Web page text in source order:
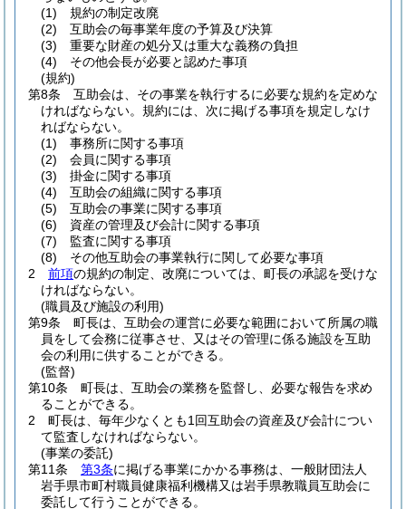
(1)
規約の制定改廃
(2)
互助会の毎事業年度の予算及び決算
(3)
重要な財産の処分又は重大な義務の負担
(4)
その他会長が必要と認めた事項
(規約)
第8条
互助会は、その事業を執行するに必要な規約を定めな
ければならない。 規約には、次に掲げる事項を規定しなけ
ればならない。
(1)
事務所に関する事項
(2)
会員に関する事項
(3)
掛金に関する事項
(4)
互助会の組織に関する事項
(5)
互助会の事業に関する事項
(6)
資産の管理及び会計に関する事項
(7)
監査に関する事項
(8)
その他互助会の事業執行に関して必要な事項
2
前項の規約の制定、改廃については、町長の承認を受けな
ければならない。
(職員及び施設の利用)
第9条
町長は、互助会の運営に必要な範囲において所属の職
員をして会務に従事させ、又はその管理に係る施設を互助
会の利用に供することができる。
(監督)
第10条
町長は、互助会の業務を監督し、必要な報告を求め
ることができる。
2
町長は、毎年少なくとも1回互助会の資産及び会計につい
て監査しなければならない。
(事業の委託)
第11条
第3条に掲げる事業にかかる事務は、一般財団法人
岩手県市町村職員健康福利機構又は岩手県教職員互助会に
委託して行うことができる。